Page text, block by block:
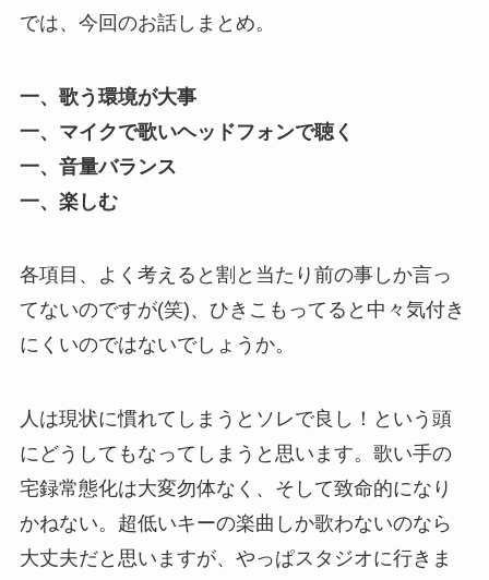
では、今回のお話しまとめ。
一、歌う環境が大事
一、マイクで歌いヘッドフォンで聴く
一、音量バランス
一、楽しむ
各項目、よく考えると割と当たり前の事しか言っ
てないのですが(笑)、ひきこもってると中々気付き
にくいのではないでしょうか。
人は現状に慣れてしまうとソレで良し！という頭
にどうしてもなってしまうと思います。歌い手の
宅録常態化は大変勿体なく、そして致命的になり
かねない。超低いキーの楽曲しか歌わないのなら
大丈夫だと思いますが、やっぱスタジオに行きま